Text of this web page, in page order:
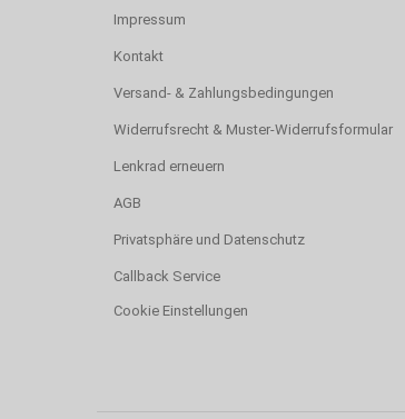
Impressum
Kontakt
Versand- & Zahlungsbedingungen
Widerrufsrecht & Muster-Widerrufsformular
Lenkrad erneuern
AGB
Privatsphäre und Datenschutz
Callback Service
Cookie Einstellungen